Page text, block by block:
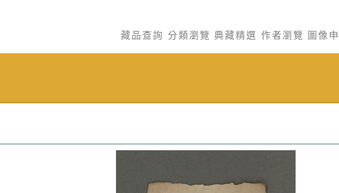
藏品查詢 分類瀏覽 典藏精選 作者瀏覽 圖像